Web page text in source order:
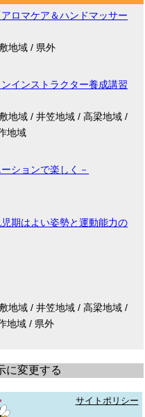
ロマケア＆ハンドマッサー
地域 / 県外
インストラクター養成講習
地域 / 井笠地域 / 高梁地域 /
地域
ションで楽しく－
期はよい姿勢と運動能力の
地域 / 井笠地域 / 高梁地域 /
地域 / 県外
に変更する
サイトポリシー